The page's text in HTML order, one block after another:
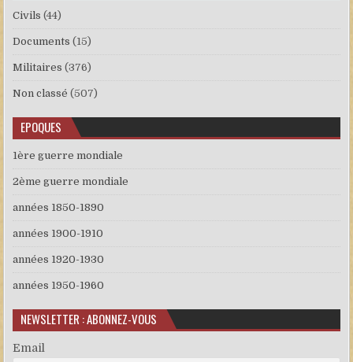
Civils (44)
Documents (15)
Militaires (376)
Non classé (507)
EPOQUES
1ère guerre mondiale
2ème guerre mondiale
années 1850-1890
années 1900-1910
années 1920-1930
années 1950-1960
NEWSLETTER : ABONNEZ-VOUS
Email